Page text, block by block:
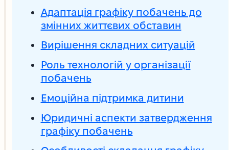
Адаптація графіку побачень до
змінних життєвих обставин
Вирішення складних ситуацій
Роль технологій у організації
побачень
Емоційна підтримка дитини
Юридичні аспекти затвердження
графіку побачень